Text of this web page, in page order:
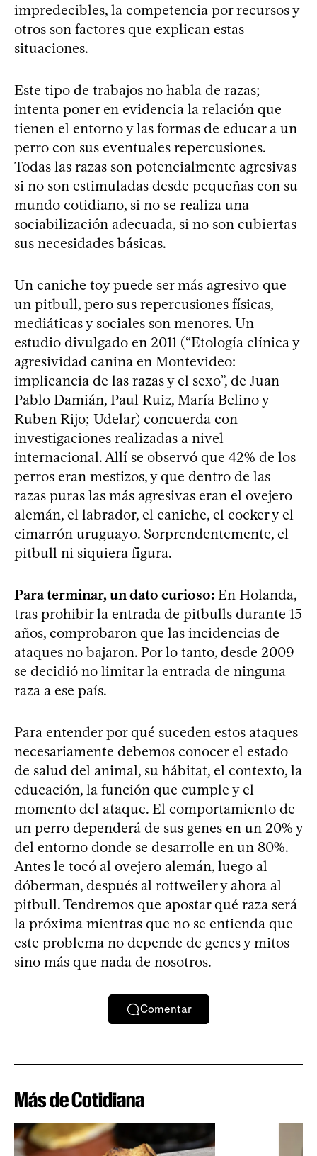
impredecibles, la competencia por recursos y
otros son factores que explican estas
situaciones.
Este tipo de trabajos no habla de razas;
intenta poner en evidencia la relación que
tienen el entorno y las formas de educar a un
perro con sus eventuales repercusiones.
Todas las razas son potencialmente agresivas
si no son estimuladas desde pequeñas con su
mundo cotidiano, si no se realiza una
sociabilización adecuada, si no son cubiertas
sus necesidades básicas.
Un caniche toy puede ser más agresivo que
un pitbull, pero sus repercusiones físicas,
mediáticas y sociales son menores. Un
estudio divulgado en 2011 (“Etología clínica y
agresividad canina en Montevideo:
implicancia de las razas y el sexo”, de Juan
Pablo Damián, Paul Ruiz, María Belino y
Ruben Rijo; Udelar) concuerda con
investigaciones realizadas a nivel
internacional. Allí se observó que 42% de los
perros eran mestizos, y que dentro de las
razas puras las más agresivas eran el ovejero
alemán, el labrador, el caniche, el cocker y el
cimarrón uruguayo. Sorprendentemente, el
pitbull ni siquiera figura.
Para terminar, un dato curioso: En Holanda,
tras prohibir la entrada de pitbulls durante 15
años, comprobaron que las incidencias de
ataques no bajaron. Por lo tanto, desde 2009
se decidió no limitar la entrada de ninguna
raza a ese país.
Para entender por qué suceden estos ataques
necesariamente debemos conocer el estado
de salud del animal, su hábitat, el contexto, la
educación, la función que cumple y el
momento del ataque. El comportamiento de
un perro dependerá de sus genes en un 20% y
del entorno donde se desarrolle en un 80%.
Antes le tocó al ovejero alemán, luego al
dóberman, después al rottweiler y ahora al
pitbull. Tendremos que apostar qué raza será
la próxima mientras que no se entienda que
este problema no depende de genes y mitos
sino más que nada de nosotros.
Comentar
Más de Cotidiana